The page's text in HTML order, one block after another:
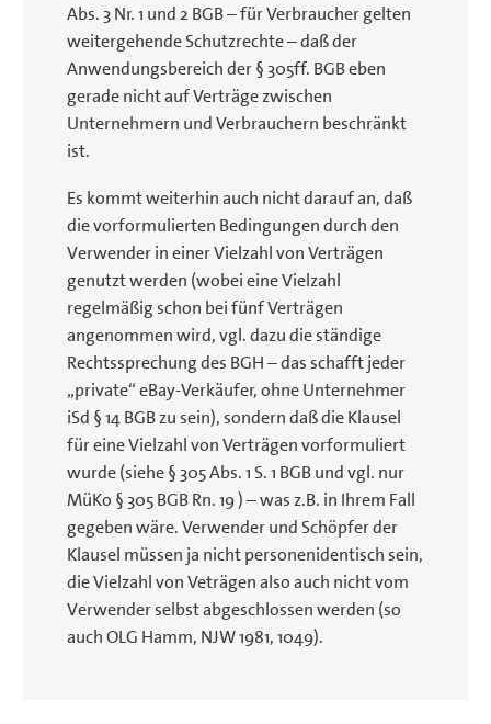
Abs. 3 Nr. 1 und 2 BGB – für Verbraucher gelten
weitergehende Schutzrechte – daß der
Anwendungsbereich der § 305ff. BGB eben
gerade nicht auf Verträge zwischen
Unternehmern und Verbrauchern beschränkt
ist.
Es kommt weiterhin auch nicht darauf an, daß
die vorformulierten Bedingungen durch den
Verwender in einer Vielzahl von Verträgen
genutzt werden (wobei eine Vielzahl
regelmäßig schon bei fünf Verträgen
angenommen wird, vgl. dazu die ständige
Rechtssprechung des BGH – das schafft jeder
„private“ eBay-Verkäufer, ohne Unternehmer
iSd § 14 BGB zu sein), sondern daß die Klausel
für eine Vielzahl von Verträgen vorformuliert
wurde (siehe § 305 Abs. 1 S. 1 BGB und vgl. nur
MüKo § 305 BGB Rn. 19 ) – was z.B. in Ihrem Fall
gegeben wäre. Verwender und Schöpfer der
Klausel müssen ja nicht personenidentisch sein,
die Vielzahl von Veträgen also auch nicht vom
Verwender selbst abgeschlossen werden (so
auch OLG Hamm, NJW 1981, 1049).